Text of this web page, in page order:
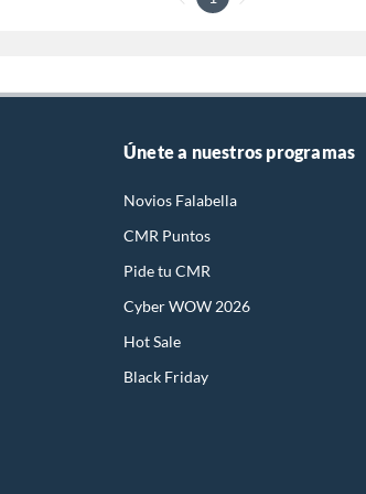
Únete a nuestros programas
Novios Falabella
CMR Puntos
Pide tu CMR
Cyber WOW 2026
Hot Sale
Black Friday